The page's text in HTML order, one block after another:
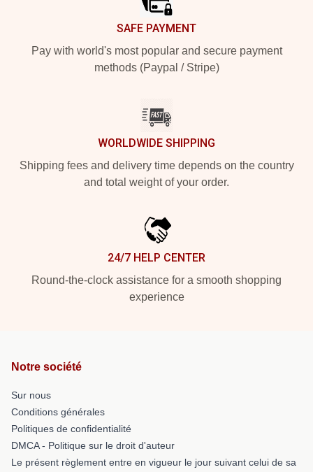
SAFE PAYMENT
Pay with world's most popular and secure payment
methods (Paypal / Stripe)
WORLDWIDE SHIPPING
Shipping fees and delivery time depends on the country
and total weight of your order.
24/7 HELP CENTER
Round-the-clock assistance for a smooth shopping
experience
Notre société
Sur nous
Conditions générales
Politiques de confidentialité
DMCA - Politique sur le droit d'auteur
Le présent règlement entre en vigueur le jour suivant celui de sa